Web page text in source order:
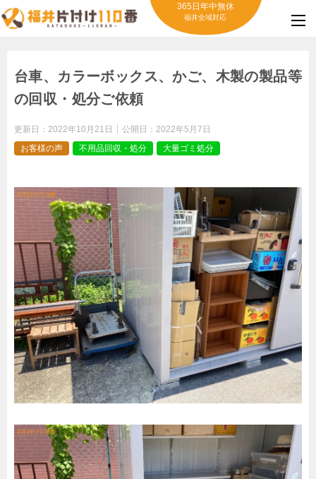
365日年中無休
福井全域対応
台車、カラーボックス、かご、木製の製品等
の回収・処分ご依頼
更新日： 2022年10月21日 公開日： 2022年5月7日
お客様の声
不用品回収・処分 大量ゴミ処分